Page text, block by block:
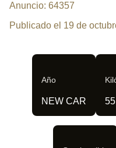
Anuncio: 64357
Publicado el 19 de
Año
NEW CAR 55